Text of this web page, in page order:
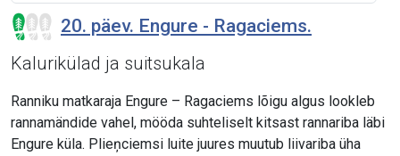
20. päev. Engure - Ragaciems.
Kalurikülad ja suitsukala
Ranniku matkaraja Engure – Ragaciems lõigu algus lookleb
rannamändide vahel, mööda suhteliselt kitsast rannariba läbi
Engure küla. Plieņciemsi luite juures muutub liivariba üha